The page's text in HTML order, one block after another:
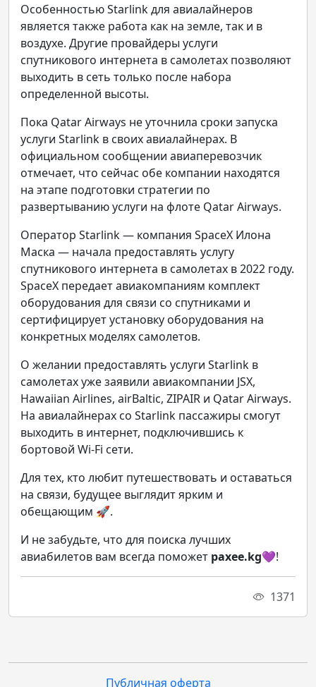
Особенностью Starlink для авиалайнеров
является также работа как на земле, так и в
воздухе. Другие провайдеры услуги
спутникового интернета в самолетах позволяют
выходить в сеть только после набора
определенной высоты.
Пока Qatar Airways не уточнила сроки запуска
услуги Starlink в своих авиалайнерах. В
официальном сообщении авиаперевозчик
отмечает, что сейчас обе компании находятся
на этапе подготовки стратегии по
развертыванию услуги на флоте Qatar Airways.
Оператор Starlink — компания SpaceX Илона
Маска — начала предоставлять услугу
спутникового интернета в самолетах в 2022 году.
SpaceX передает авиакомпаниям комплект
оборудования для связи со спутниками и
сертифицирует установку оборудования на
конкретных моделях самолетов.
О желании предоставлять услуги Starlink в
самолетах уже заявили авиакомпании JSX,
Hawaiian Airlines, airBaltic, ZIPAIR и Qatar Airways.
На авиалайнерах со Starlink пассажиры смогут
выходить в интернет, подключившись к
бортовой Wi-Fi сети.
Для тех, кто любит путешествовать и оставаться
на связи, будущее выглядит ярким и
обещающим 🚀.
И не забудьте, что для поиска лучших
авиабилетов вам всегда поможет paxee.kg💜!
1371
Публичная оферта